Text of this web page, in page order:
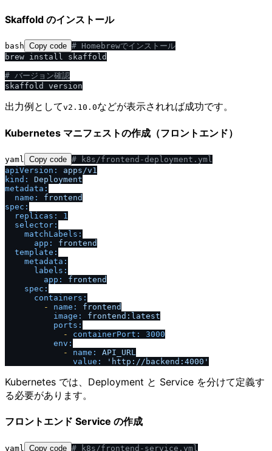
Skaffold のインストール
bash Copy code # Homebrewでインストール
brew install skaffold
# バージョン確認
出力例としてv2.10.0などが表示されれば成功です。
Kubernetes マニフェストの作成（フロントエンド）
yaml Copy code # k8s/frontend-deployment.yml
apiVersion:
apps/v1
kind:
Deployment
metadata:
name:
frontend
spec:
replicas:
1
selector:
matchLabels:
app:
frontend
template:
metadata:
labels:
app:
frontend
spec:
containers:
-
name:
frontend
image:
frontend:latest
ports:
-
containerPort:
3000
env:
-
name:
API_URL
value:
'http: // backend:4000'
Kubernetes では、Deployment と Service を分けて定義す
る必要があります。
フロントエンド Service の作成
yaml Copy code # k8s /frontend-service.yml